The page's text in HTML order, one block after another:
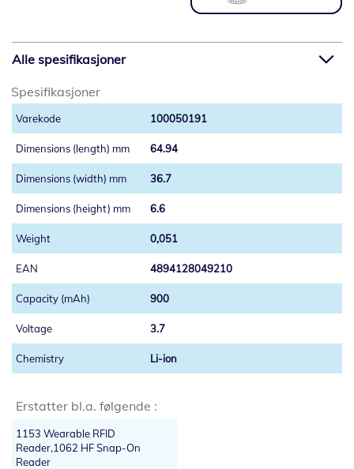
Alle spesifikasjoner
Spesifikasjoner
100050191
64.94
36.7
6.6
0,051
4894128049210
900
3.7
Li-ion
Erstatter bl.a. følgende :
1153 Wearable RFID
Reader,1062 HF Snap-On
Reader